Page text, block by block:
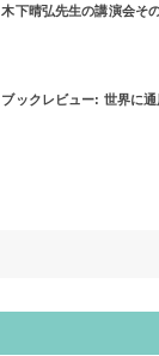
木下晴弘先生の講演会そ
ブックレビュー: 世界に